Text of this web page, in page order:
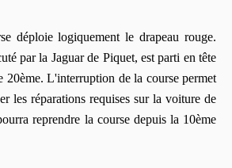
déploie logiquement le drapeau rouge.
par la Jaguar de Piquet, est parti en tête
20ème. L'interruption de la course permet
les réparations requises sur la voiture de
reprendre la course depuis la 10ème